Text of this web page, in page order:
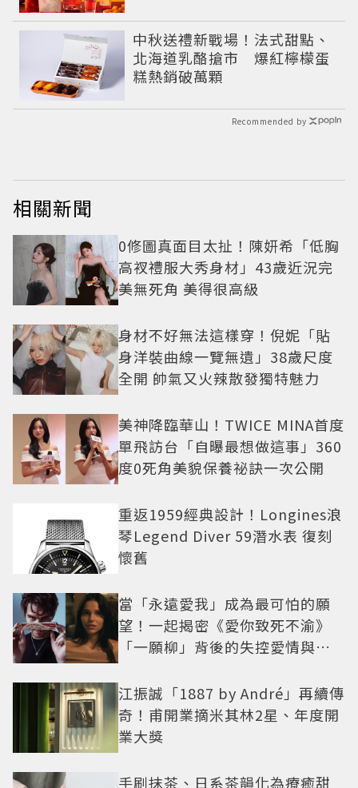
中秋送禮新戰場！法式甜點、
北海道乳酪搶市 爆紅檸檬蛋
糕熱銷破萬顆
Recommended by
相關新聞
0修圖真面目太扯！陳妍希「低胸
高衩禮服大秀身材」43歲近況完
美無死角 美得很高級
身材不好無法這樣穿！倪妮「貼
身洋裝曲線一覽無遺」38歲尺度
全開 帥氣又火辣散發獨特魅力
美神降臨華山！TWICE MINA首度
單飛訪台「自曝最想做這事」360
度0死角美貌保養祕訣一次公開
重返1959經典設計！Longines浪
琴Legend Diver 59潛水表 復刻
懷舊
當「永遠愛我」成為最可怕的願
望！一起揭密《愛你致死不渝》
「一願柳」背後的失控愛情與爆
江振誠「1887 by André」再續傳
奇！甫開業摘米其林2星、年度開
業大獎
手刷抹茶、日系茶韻化為療癒甜